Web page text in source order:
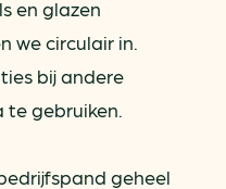
en glazen
we circulair in.
bij andere
gebruiken.
geheel